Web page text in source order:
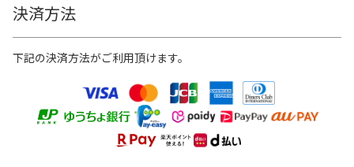
決済方法
下記の決済方法がご利用頂けます。